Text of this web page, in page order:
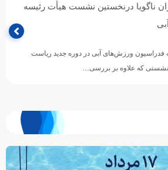
ناگویا درنخستین نشست هیأت رئیسه
ورزش‌های آبی در دوره جدید ریاست
که علاوه بر بررسی…